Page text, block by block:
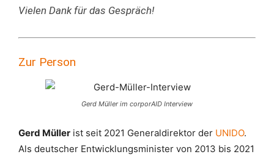
Vielen Dank für das Gespräch!
Zur Person
Gerd Müller im corporAID Interview
Gerd Müller ist seit 2021 Generaldirektor der UNIDO.
Als deutscher Entwicklungsminister von 2013 bis 2021